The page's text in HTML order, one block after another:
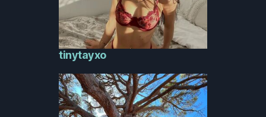
tinytayxo